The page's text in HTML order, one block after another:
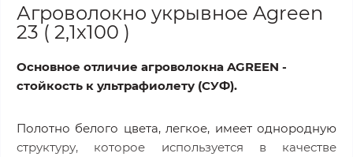
Агроволокно укрывное Agreen
23 ( 2,1х100 )
Основное отличие агроволокна AGREEN -
стойкость к ультрафиолету (СУФ).
Полотно белого цвета, легкое, имеет однородную
структуру, которое используется в качестве